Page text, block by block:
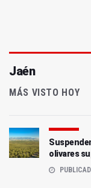
Jaén
MÁS VISTO HOY
olivares